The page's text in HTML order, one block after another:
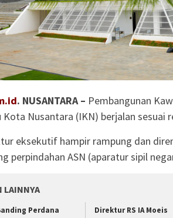
. NUSANTARA – Pembangunan
Kota Nusantara (IKN) berjalan sesuai
eksekutif hampir rampung dan
perpindahan ASN (aparatur sipil
LAINNYA
Perdana
Direktur RS IA Moeis